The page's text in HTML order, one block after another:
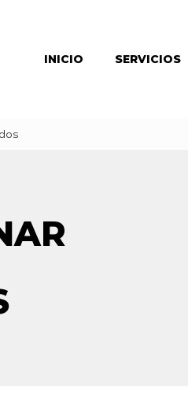
INICIO SERVICIOS